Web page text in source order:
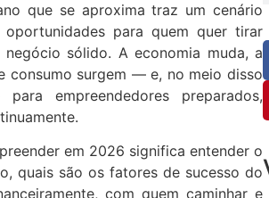
que se aproxima traz um cenário
para quem quer tirar
sólido. A economia muda, a
consumo surgem — e, no meio disso
empreendedores preparados,
em 2026 significa entender o
quais são os fatores de sucesso do
com quem caminhar e